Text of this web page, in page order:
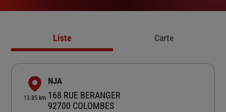
Liste Carte
13.85 km
NJA
168 RUE BERANGER
92700 COLOMBES